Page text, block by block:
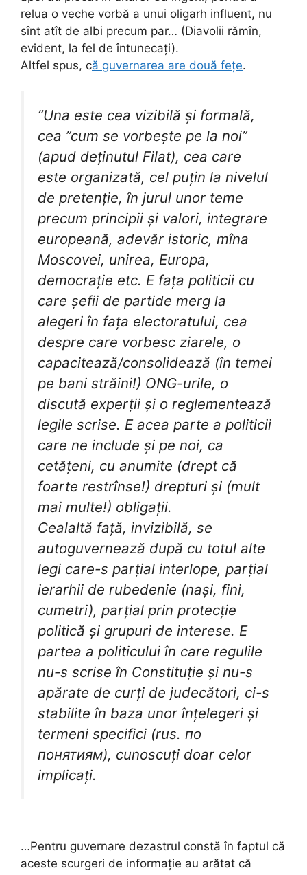
relua o veche vorbă a unui oligarh influent, nu
sînt atît de albi precum par… (Diavolii rămîn,
evident, la fel de întunecați).
Altfel spus, că guvernarea are două fețe.
”Una este cea vizibilă și formală,
cea ”cum se vorbește pe la noi”
(apud deținutul Filat), cea care
este organizată, cel puțin la nivelul
de pretenție, în jurul unor teme
precum principii și valori, integrare
europeană, adevăr istoric, mîna
Moscovei, unirea, Europa,
democrație etc. E fața politicii cu
care șefii de partide merg la
alegeri în fața electoratului, cea
despre care vorbesc ziarele, o
capacitează/consolidează (în temei
pe bani străini!) ONG-urile, o
discută experții și o reglementează
legile scrise. E acea parte a politicii
care ne include și pe noi, ca
cetățeni, cu anumite (drept că
foarte restrînse!) drepturi și (mult
mai multe!) obligații.
Cealaltă față, invizibilă, se
autoguvernează după cu totul alte
legi care-s parțial interlope, parțial
ierarhii de rubedenie (nași, fini,
cumetri), parțial prin protecție
politică și grupuri de interese. E
partea a politicului în care regulile
nu-s scrise în Constituție și nu-s
apărate de curți de judecători, ci-s
stabilite în baza unor înțelegeri și
termeni specifici (rus. по
понятиям), cunoscuți doar celor
implicați.
…Pentru guvernare dezastrul constă în faptul că
aceste scurgeri de informație au arătat că